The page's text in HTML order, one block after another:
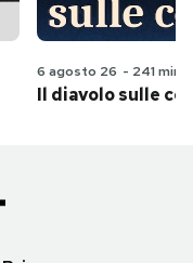
6 agosto 26 - 241 min
Il diavolo sulle